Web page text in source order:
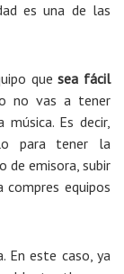
es una de las
quesea fácil
no vas a tener
Es decir,
para tener la
de emisora, subir
equipos
En este caso, ya